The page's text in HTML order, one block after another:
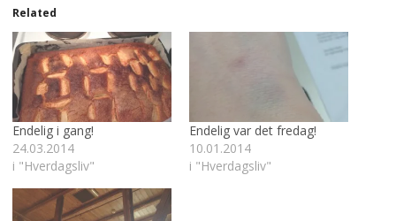
Related
Endelig i gang!
24.03.2014
i "Hverdagsliv"
Endelig var det fredag!
10.01.2014
i "Hverdagsliv"